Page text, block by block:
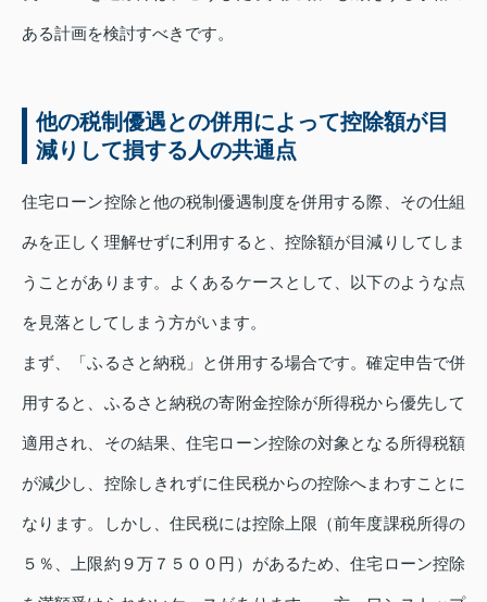
ある計画を検討すべきです。
他の税制優遇との併用によって控除額が目
減りして損する人の共通点
住宅ローン控除と他の税制優遇制度を併用する際、その仕組
みを正しく理解せずに利用すると、控除額が目減りしてしま
うことがあります。よくあるケースとして、以下のような点
を見落としてしまう方がいます。
まず、「ふるさと納税」と併用する場合です。確定申告で併
用すると、ふるさと納税の寄附金控除が所得税から優先して
適用され、その結果、住宅ローン控除の対象となる所得税額
が減少し、控除しきれずに住民税からの控除へまわすことに
なります。しかし、住民税には控除上限（前年度課税所得の
５％、上限約９万７５００円）があるため、住宅ローン控除